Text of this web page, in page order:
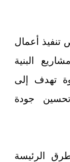
تنفيذ أعمال
البنية
تهدف إلى
جودة
الرئيسة